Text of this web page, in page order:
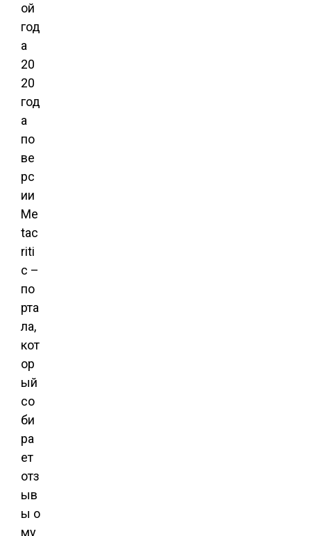
ой
год
а
20
20
год
а
по
ве
рс
ии
Me
tac
riti
c –
по
рта
ла,
кот
ор
ый
со
би
ра
ет
отз
ыв
ы о
му